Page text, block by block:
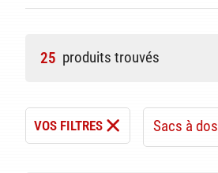
25 produits trouvés
VOS FILTRES Sacs à dos